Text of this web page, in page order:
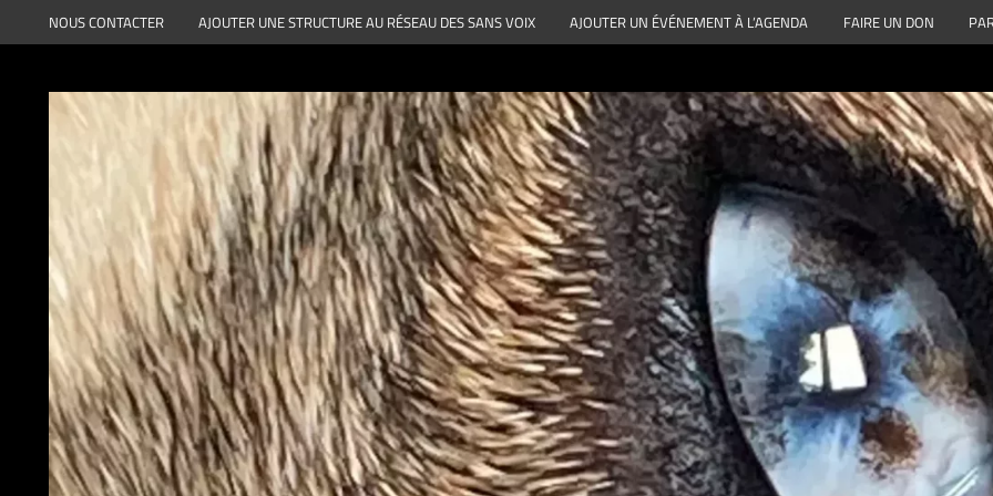
au
NOUS CONTACTER AJOUTER UNE STRUCTURE AU RÉSEAU DES SANS VOIX AJOUTER UN ÉVÉNEMENT À L’AGENDA FAIRE UN DON